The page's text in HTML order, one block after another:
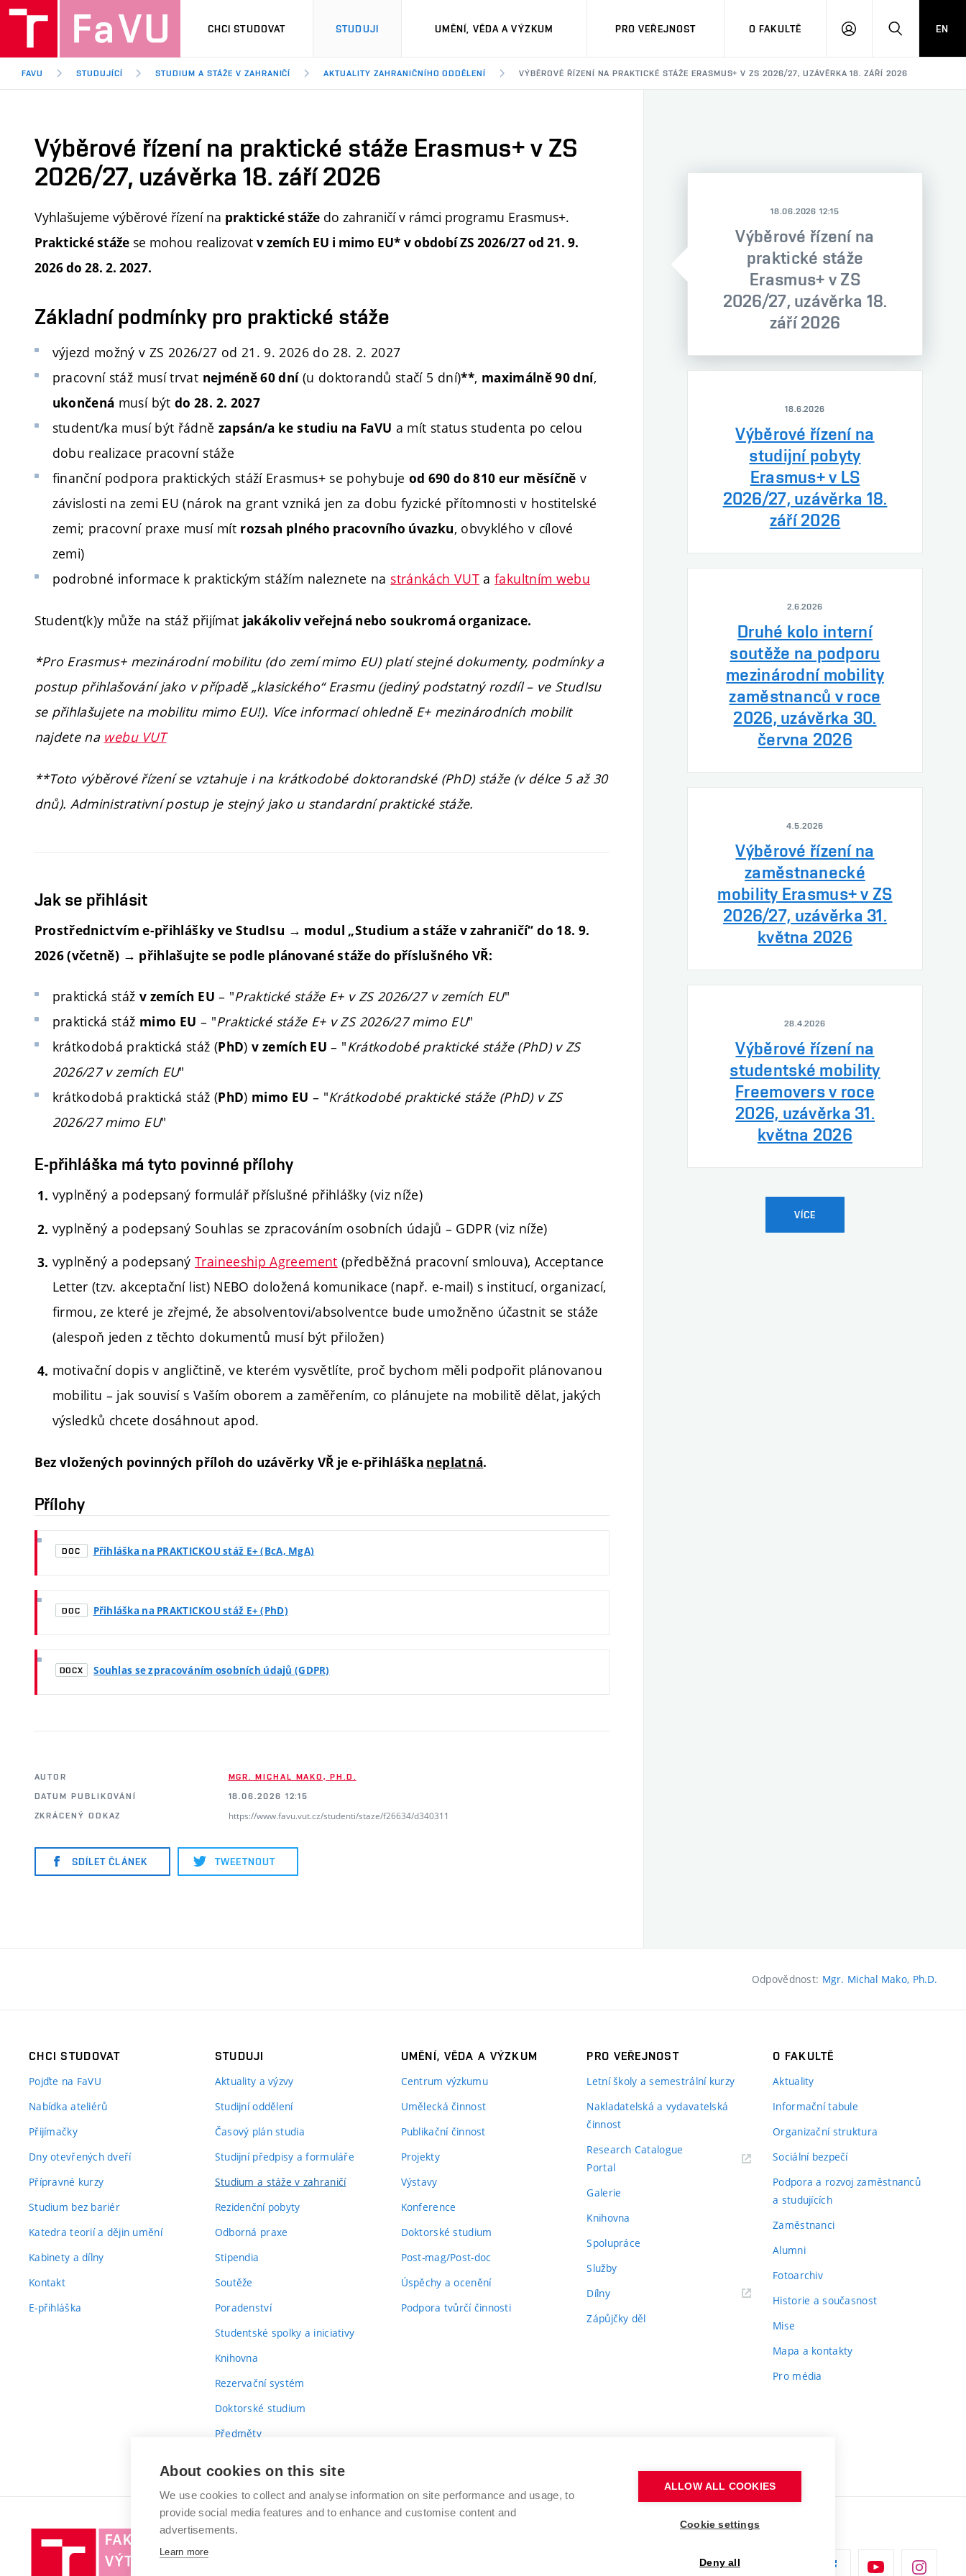
CHCI STUDOVAT STUDUJI UMĚNÍ, VĚDA A VÝZKUM PRO VEŘEJNOST O FAKULTĚ
PŘIHLÁSITHLEDAT
EN
FAVU STUDUJÍCÍ STUDIUM A STÁŽE V ZAHRANIČÍ AKTUALITY ZAHRANIČNÍHO ODDĚLENÍ VÝBĚROVÉ ŘÍZENÍ NA PRAKTICKÉ STÁŽE ERASMUS+ V ZS 2026/27, UZÁVĚRKA 18. ZÁŘÍ 2026
Výběrové řízení na praktické stáže Erasmus+ v ZS
2026/27, uzávěrka 18. září 2026
Vyhlašujeme výběrové řízení na praktické stáže do zahraničí v rámci programu Erasmus+.
Praktické stáže se mohou realizovat v zemích EU i mimo EU* v období ZS 2026/27 od 21. 9.
2026 do 28. 2. 2027.
Základní podmínky pro praktické stáže
výjezd možný v ZS 2026/27 od 21. 9. 2026 do 28. 2. 2027
pracovní stáž musí trvat nejméně 60 dní (u doktorandů stačí 5 dní)**, maximálně 90 dní,
ukončená musí být do 28. 2. 2027
student/ka musí být řádně zapsán/a ke studiu na FaVU a mít status studenta po celou
dobu realizace pracovní stáže
finanční podpora praktických stáží Erasmus+ se pohybuje od 690 do 810 eur měsíčně v
závislosti na zemi EU (nárok na grant vzniká jen za dobu fyzické přítomnosti v hostitelské
zemi; pracovní praxe musí mít rozsah plného pracovního úvazku, obvyklého v cílové
zemi)
podrobné informace k praktickým stážím naleznete na stránkách VUT a fakultním webu
Student(k)y může na stáž přijímat jakákoliv veřejná nebo soukromá organizace.
*Pro Erasmus+ mezinárodní mobilitu (do zemí mimo EU) platí stejné dokumenty, podmínky a
postup přihlašování jako v případě „klasického“ Erasmu (jediný podstatný rozdíl – ve StudIsu
se přihlašujete na mobilitu mimo EU!). Více informací ohledně E+ mezinárodních mobilit
najdete na webu VUT
**Toto výběrové řízení se vztahuje i na krátkodobé doktorandské (PhD) stáže (v délce 5 až 30
dnů). Administrativní postup je stejný jako u standardní praktické stáže.
Jak se přihlásit
Prostřednictvím e-přihlášky ve StudIsu → modul „Studium a stáže v zahraničí“ do 18. 9.
2026 (včetně) → přihlašujte se podle plánované stáže do příslušného VŘ:
praktická stáž v zemích EU – "Praktické stáže E+ v ZS 2026/27 v zemích EU"
praktická stáž mimo EU – "Praktické stáže E+ v ZS 2026/27 mimo EU"
krátkodobá praktická stáž (PhD) v zemích EU – "Krátkodobé praktické stáže (PhD) v ZS
2026/27 v zemích EU"
krátkodobá praktická stáž (PhD) mimo EU – "Krátkodobé praktické stáže (PhD) v ZS
2026/27 mimo EU"
E-přihláška má tyto povinné přílohy
vyplněný a podepsaný formulář příslušné přihlášky (viz níže)
vyplněný a podepsaný Souhlas se zpracováním osobních údajů – GDPR (viz níže)
vyplněný a podepsaný Traineeship Agreement (předběžná pracovní smlouva), Acceptance
Letter (tzv. akceptační list) NEBO doložená komunikace (např. e-mail) s institucí, organizací,
firmou, ze které je zřejmé, že absolventovi/absolventce bude umožněno účastnit se stáže
(alespoň jeden z těchto dokumentů musí být přiložen)
motivační dopis v angličtině, ve kterém vysvětlíte, proč bychom měli podpořit plánovanou
mobilitu – jak souvisí s Vaším oborem a zaměřením, co plánujete na mobilitě dělat, jakých
výsledků chcete dosáhnout apod.
Bez vložených povinných příloh do uzávěrky VŘ je e-přihláška neplatná.
Přílohy
DOC Přihláška na PRAKTICKOU stáž E+ (BcA, MgA)
DOC Přihláška na PRAKTICKOU stáž E+ (PhD)
DOCX Souhlas se zpracováním osobních údajů (GDPR)
AUTOR
MGR. MICHAL MAKO, PH.D.
DATUM PUBLIKOVÁNÍ
18.06.2026 12:15
ZKRÁCENÝ ODKAZ
https://www.favu.vut.cz/studenti/staze/f26634/d340311
SDÍLET ČLÁNEK TWEETNOUT
18.06.2026 12:15
Výběrové řízení na
praktické stáže
Erasmus+ v ZS
2026/27, uzávěrka 18.
září 2026
18.6.2026
Výběrové řízení na
studijní pobyty
Erasmus+ v LS
2026/27, uzávěrka 18.
září 2026
2.6.2026
Druhé kolo interní
soutěže na podporu
mezinárodní mobility
zaměstnanců v roce
2026, uzávěrka 30.
června 2026
4.5.2026
Výběrové řízení na
zaměstnanecké
mobility Erasmus+ v ZS
2026/27, uzávěrka 31.
května 2026
28.4.2026
Výběrové řízení na
studentské mobility
Freemovers v roce
2026, uzávěrka 31.
května 2026
VÍCE
Odpovědnost: Mgr. Michal Mako, Ph.D.
CHCI STUDOVAT
Pojďte na FaVU
Nabídka ateliérů
Přijímačky
Dny otevřených dveří
Přípravné kurzy
Studium bez bariér
Katedra teorií a dějin umění
Kabinety a dílny
Kontakt
E-přihláška
STUDUJI
Aktuality a výzvy
Studijní oddělení
Časový plán studia
Studijní předpisy a formuláře
Studium a stáže v zahraničí
Rezidenční pobyty
Odborná praxe
Stipendia
Soutěže
Poradenství
Studentské spolky a iniciativy
Knihovna
Rezervační systém
Doktorské studium
Předměty
UMĚNÍ, VĚDA A VÝZKUM
Centrum výzkumu
Umělecká činnost
Publikační činnost
Projekty
Výstavy
Konference
Doktorské studium
Post-mag/Post-doc
Úspěchy a ocenění
Podpora tvůrčí činnosti
PRO VEŘEJNOST
Letní školy a semestrální kurzy
Nakladatelská a vydavatelská
činnost
Research Catalogue
Portal
Galerie
Knihovna
Spolupráce
Služby
Dílny
Zápůjčky děl
O FAKULTĚ
Aktuality
Informační tabule
Organizační struktura
Sociální bezpečí
Podpora a rozvoj zaměstnanců
a studujících
Zaměstnanci
Alumni
Fotoarchiv
Historie a současnost
Mise
Mapa a kontakty
Pro média
Vysoké
About cookies on this site
We use cookies to collect and analyse information on site performance and usage, to
provide social media features and to enhance and customise content and
advertisements.
Learn more
ALLOW ALL COOKIES
Cookie settings
Deny all